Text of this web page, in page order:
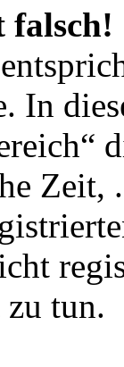
falsch!
In
Zeit,
tun.